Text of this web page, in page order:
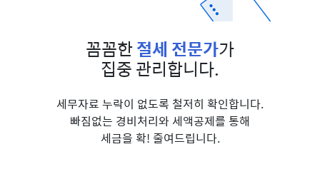
꼼꼼한절세 전문가가
집중 관리합니다.
세무자료 누락이 없도록 철저히 확인합니다.
빠짐없는 경비처리와 세액공제를 통해
세금을 확! 줄여드립니다.